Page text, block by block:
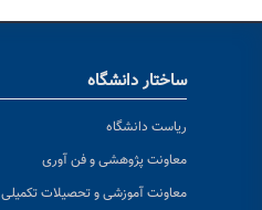
ساختار دانشگاه
ریاست دانشگاه
معاونت پژوهشی و فن آوری
معاونت آموزشی و تحصیلات تکمیلی